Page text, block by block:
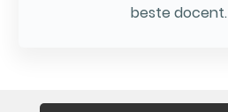
beste docent.